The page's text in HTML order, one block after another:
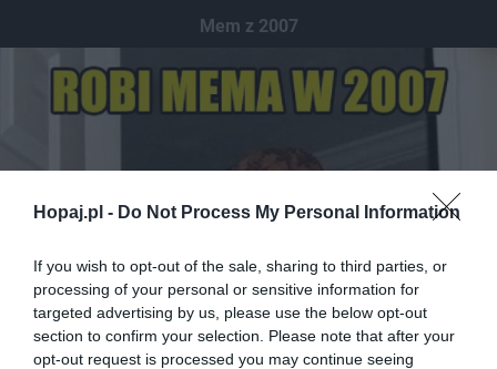
Hopaj.pl - Do Not Process My Personal Information
If you wish to opt-out of the sale, sharing to third parties, or
processing of your personal or sensitive information for
targeted advertising by us, please use the below opt-out
section to confirm your selection. Please note that after your
opt-out request is processed you may continue seeing
Mem z 2007